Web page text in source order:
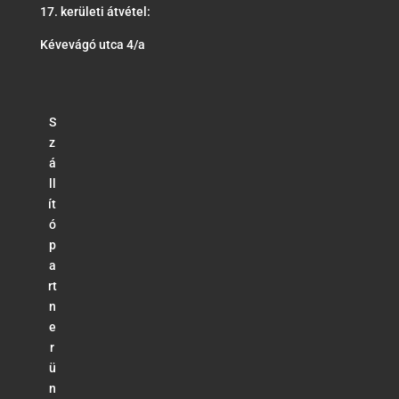
17. kerületi átvétel:
Kévevágó utca 4/a
S
z
á
ít
ó
p
a
rt
n
e
r
ü
n